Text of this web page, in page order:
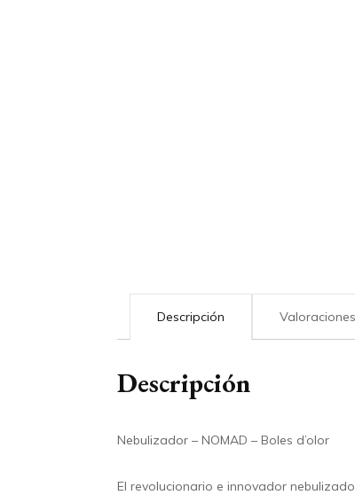
Descripción
Descripción
Nebulizador – NOMAD – Boles d’olor
El revolucionario e innovador